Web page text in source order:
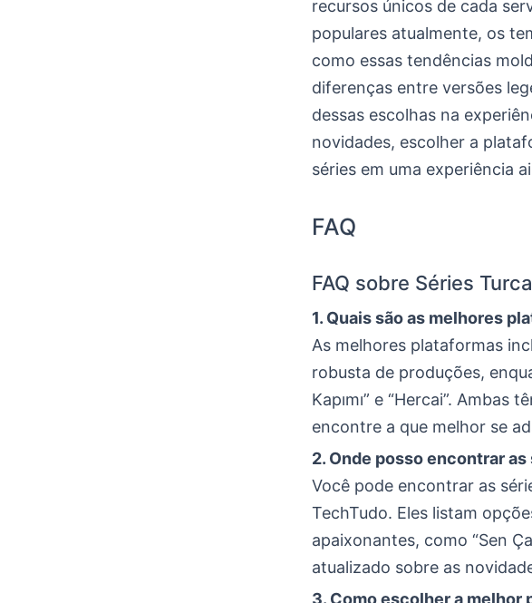
recursos únicos de cada
populares atualmente, os
como essas tendências
diferenças entre versões
dessas escolhas na
novidades, escolher a
séries em uma experiência
FAQ
FAQ sobre Séries
1. Quais são as melhores
As melhores plataformas
robusta de produções,
Kapımı” e “Hercai”.
encontre a que melhor se
2. Onde posso encontrar
Você pode encontrar as
TechTudo. Eles listam
apaixonantes, como “Sen
atualizado sobre as
3. Como escolher a melhor